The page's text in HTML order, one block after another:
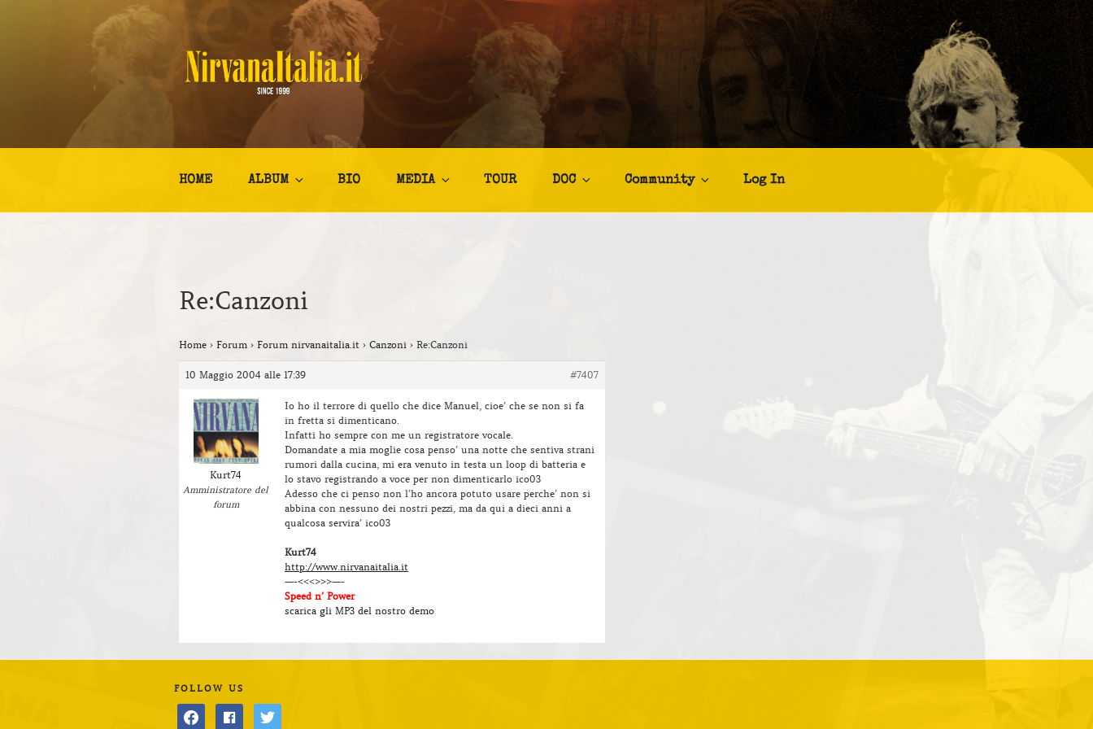
NIRVANA ITALIA
Kurt Cobain Biografia Discografia
HOME ALBUM BIO MEDIA TOUR DOC Community Log In
Re:Canzoni
Home › Forum › Forum nirvanaitalia.it › Canzoni › Re:Canzoni
10 Maggio 2004 alle 17:39 #7407
Kurt74
Amministratore del
forum
Io ho il terrore di quello che dice Manuel, cioe’ che se non si fa
in fretta si dimenticano.
Infatti ho sempre con me un registratore vocale.
Domandate a mia moglie cosa penso’ una notte che sentiva strani
rumori dalla cucina, mi era venuto in testa un loop di batteria e
lo stavo registrando a voce per non dimenticarlo ico03
Adesso che ci penso non l’ho ancora potuto usare perche’ non si
abbina con nessuno dei nostri pezzi, ma da qui a dieci anni a
qualcosa servira’ ico03
Kurt74
http://www.nirvanaitalia.it
—-<<<>>>—-
Speed n’ Power
scarica gli MP3 del nostro demo
FOLLOW US
facebookfacebooktwitter